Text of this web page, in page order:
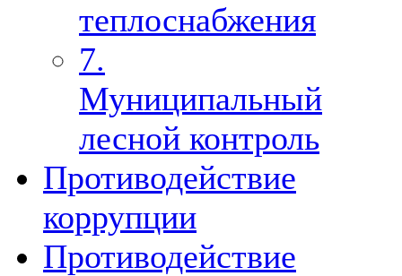
теплоснабжения
7.
Муниципальный
лесной контроль
Противодействие
коррупции
Противодействие